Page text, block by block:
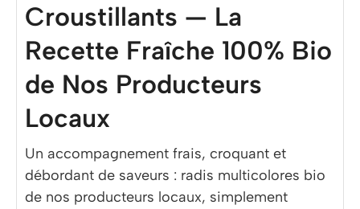
Croustillants — La
Recette Fraîche 100% Bio
de Nos Producteurs
Locaux
Un accompagnement frais, croquant et
débordant de saveurs : radis multicolores bio
de nos producteurs locaux, simplement